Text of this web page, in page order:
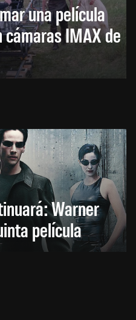
una película
IMAX de
Warner
película